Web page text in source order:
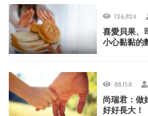
126,829
喜愛貝果、
小心黏黏的
88,158
尚瑞君：做
好好長大！